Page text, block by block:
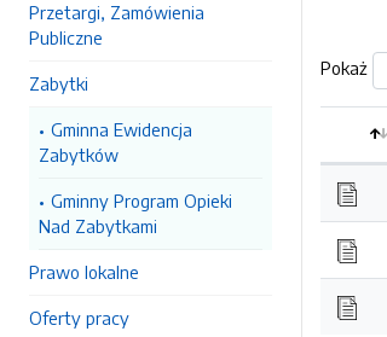
Przetargi, Zamówienia
Publiczne
Zabytki
Gminna Ewidencja
Zabytków
Gminny Program Opieki
Nad Zabytkami
Prawo lokalne
Oferty pracy
Pokaż